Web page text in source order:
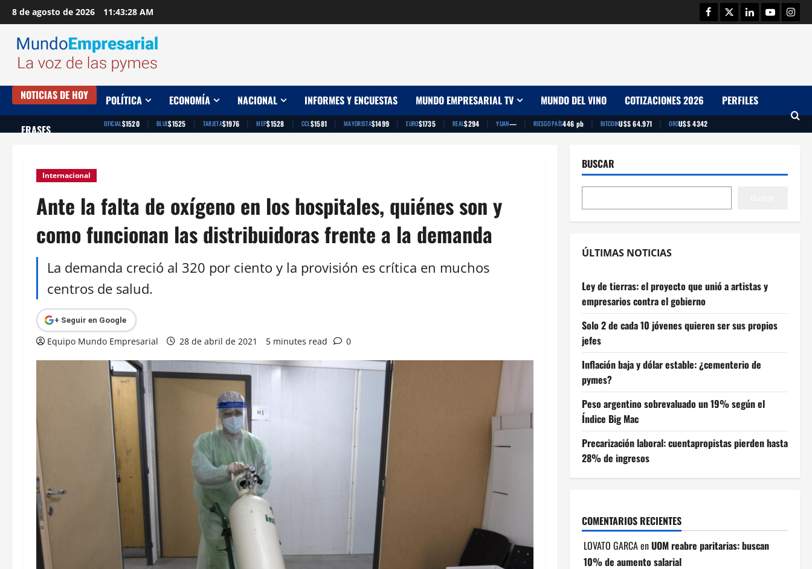
Saltar
al
contenido
8 de agosto de 2026 11:43:29 AM Facebook
TwitterLinkedinYoutube
NOTICIAS DE HOY POLÍTICA ECONOMÍA NACIONAL INFORMES Y ENCUESTAS MUNDO EMPRESARIAL TV MUNDO DEL VINO COTIZACIONES 2026 PERFILES
FRASES OFICIAL$1520 | BLUE$1525 | TARJETA$1976 | MEP$1528 | CCL$1581 | MAYORISTA$1499 | EURO$1735 | REAL$294 | YUAN— | RIESGO PAÍS446 pb | BITCOINU$S 64.971 | OROU$S 4342
Internacional
Ante la falta de oxígeno en los hospitales, quiénes son y
como funcionan las distribuidoras frente a la demanda
La demanda creció al 320 por ciento y la provisión es crítica en muchos
centros de salud.
+ Seguir en Google
Equipo Mundo Empresarial 28 de abril de 2021 5 minutes read 0
BUSCAR
ÚLTIMAS NOTICIAS
Ley de tierras: el proyecto que unió a artistas y
empresarios contra el gobierno
Solo 2 de cada 10 jóvenes quieren ser sus propios
jefes
Inflación baja y dólar estable: ¿cementerio de
pymes?
Peso argentino sobrevaluado un 19% según el
Índice Big Mac
Precarización laboral: cuentapropistas pierden hasta
28% de ingresos
COMENTARIOS RECIENTES
LOVATO GARCAenUOM reabre paritarias: buscan
10% de aumento salarial